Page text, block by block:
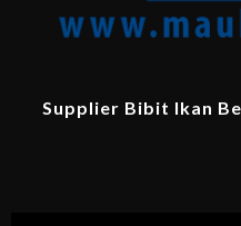
Supplier Bibit Ikan